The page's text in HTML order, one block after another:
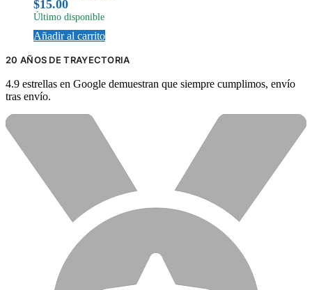
$15.00
Último disponible
Añadir al carrito
20 AÑOS DE TRAYECTORIA
4.9 estrellas en Google demuestran que siempre cumplimos, envío
tras envío.